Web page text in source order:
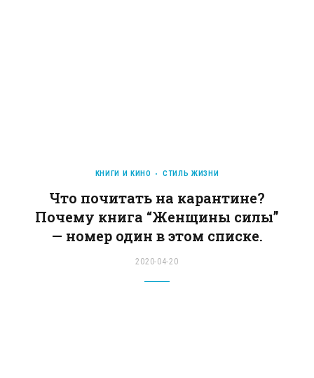
КНИГИ И КИНО СТИЛЬ ЖИЗНИ
Что почитать на карантине?
Почему книга “Женщины силы”
— номер один в этом списке.
2020-04-20